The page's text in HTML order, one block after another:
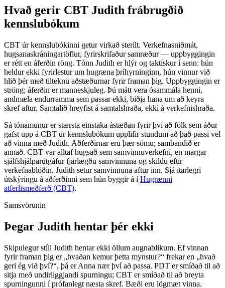
Hvað gerir CBT Judith frábrugðið
kennslubókum
CBT úr kennslubókinni getur virkað sterílt. Verkefnasniðmát,
hugsanaskráningartöflur, fyrirskrifaður samræður — uppbyggingin
er rétt en áferðin röng. Tónn Judith er hlýr og taktískur í senn: hún
heldur ekki fyrirlestur um hugræna þríhyrninginn, hún vinnur við
hlið þér með tilteknu aðstæðurnar fyrir framan þig. Uppbyggingin er
ströng; áferðin er manneskjuleg. Þú mátt vera ósammála henni,
andmæla endurramma sem passar ekki, biðja hana um að keyra
skref aftur. Samtalið hreyfist á samtalshraða, ekki á verkefnishraða.
Sá tónamunur er stærsta einstaka ástæðan fyrir því að fólk sem áður
gafst upp á CBT úr kennslubókum upplifir stundum að það passi vel
að vinna með Judith. Aðferðirnar eru þær sömu; sambandið er
annað. CBT var alltaf hugsað sem samvinnuverkefni, en margar
sjálfshjálparútgáfur fjarlægðu samvinnuna og skildu eftir
verkefnablöðin. Judith setur samvinnuna aftur inn. Sjá ítarlegri
útskýringu á aðferðinni sem hún byggir á íHugrænni
atferlismeðferð (CBT).
Samsvörunin
Þegar Judith hentar þér ekki
Skipulegur stíll Judith hentar ekki öllum augnablikum. Ef vinnan
fyrir framan þig er „hvaðan kemur þetta mynstur?“ frekar en „hvað
geri ég við því?“, þá er Anna nær því að passa. PDT er smíðað til að
sitja með undirliggjandi spurningu; CBT er smíðað til að breyta
spurningunni í prófanlegt næsta skref. Bæði eru lögmæt vinna.